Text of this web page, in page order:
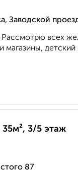
Заводской
всех
магазины,
35м², 3/5 этаж
87